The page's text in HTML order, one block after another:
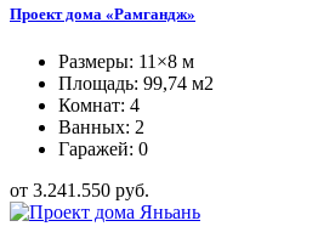
Проект дома «Рамгандж»
Размеры: 11×8 м
Площадь: 99,74 м2
Комнат: 4
Ванных: 2
Гаражей: 0
от 3.241.550 руб.